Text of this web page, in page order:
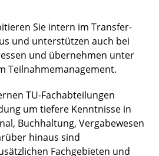
Sie intern im Transfer-
und unterstützen auch bei
und übernehmen unter
Teilnahmemanagement.
TU-Fachabteilungen
um tiefere Kenntnisse in
Buchhaltung, Vergabewesen
hinaus sind
Fachgebieten und